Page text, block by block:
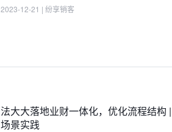
2023-12-21 | 纷享销客
法大大落地业财一体化，优化流程结构 |
场景实践